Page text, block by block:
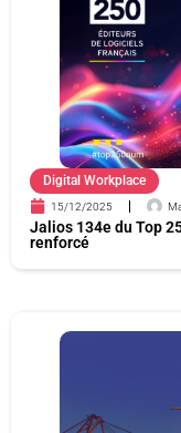
Digital Workplace
15/12/2025
Jalios 134e du Top
renforcé